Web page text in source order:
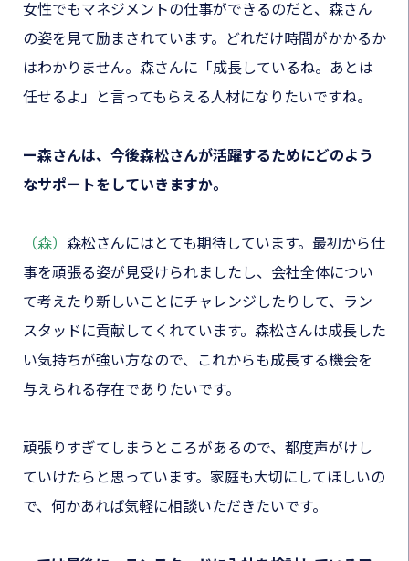
女性でもマネジメントの仕事ができるのだと、森さん
の姿を見て励まされています。どれだけ時間がかかるか
はわかりません。森さんに「成長しているね。あとは
任せるよ」と言ってもらえる人材になりたいですね。
ー森さんは、今後森松さんが活躍するためにどのよう
なサポートをしていきますか。
（森） 森松さんにはとても期待しています。最初から仕
事を頑張る姿が見受けられましたし、会社全体につい
て考えたり新しいことにチャレンジしたりして、ラン
スタッドに貢献してくれています。森松さんは成長した
い気持ちが強い方なので、これからも成長する機会を
与えられる存在でありたいです。
頑張りすぎてしまうところがあるので、都度声がけし
ていけたらと思っています。家庭も大切にしてほしいの
で、何かあれば気軽に相談いただきたいです。